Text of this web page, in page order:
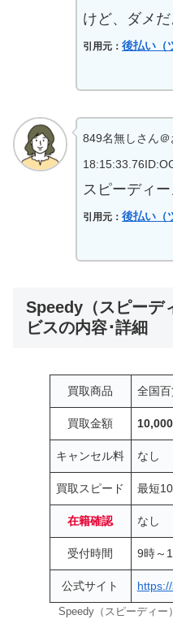
けど、ダメだ
引用元： 後払い（
849名無しさん
スピーディ
引用元： 後払い（
Speedy（スピーデ
ビスの内容･詳細
買取商品 全国
買取金額
キャンセル料 なし
買取スピード 最短
在籍確認 なし
受付時間 9時～
公式サイト
Speedy（スピーディー